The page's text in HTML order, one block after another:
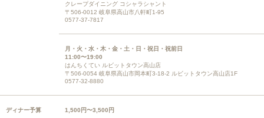
クレープダイニング コシャラシャント
〒506-0012 岐阜県高山市八軒町1-95
0577-37-7817
月・火・水・木・金・土・日・祝日・祝前日
11:00〜19:00
はんちくてい ルビットタウン高山店
〒506-0054 岐阜県高山市岡本町3-18-2 ルビットタウン高山店1F
0577-32-8880
ディナー予算 1,500円〜3,500円